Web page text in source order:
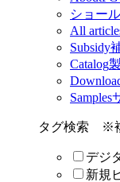
ショー
All
Subsidy
Catalog
Samples
タグ検索 ※
デジ
新規